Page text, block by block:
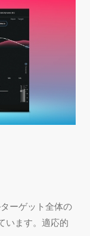
ーゲット全体の
います。適応的